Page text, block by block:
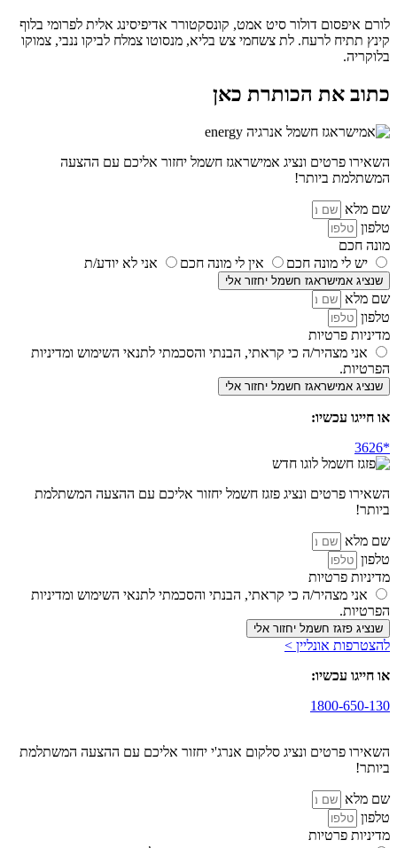
לורם איפסום דולור סיט אמט, קונסקטורר אדיפיסינג אלית לפרומי בלוף
קינץ תתיח לרעח. לת צשחמי צש בליא, מנסוטו צמלח לביקו ננבי, צמוקו
בלוקריה.
כתוב את הכותרת כאן
השאירו פרטים ונציג אמישראגז חשמל יחזור אליכם עם ההצעה
המשתלמת ביותר!
שם מלא
טלפון
מונה חכם
יש לי מונה חכם
אין לי מונה חכם אני לא יודע/ת
שנציג אמישראגז חשמל יחזור אלי
שם מלא
טלפון
מדיניות פרטיות
אני מצהיר/ה כי קראתי, הבנתי והסכמתי לתנאי השימוש ומדיניות
הפרטיות.
שנציג אמישראגז חשמל יחזור אלי
או חייגו עכשיו:
השאירו פרטים ונציג פזגז חשמל יחזור אליכם עם ההצעה המשתלמת
ביותר!
שם מלא
טלפון
מדיניות פרטיות
אני מצהיר/ה כי קראתי, הבנתי והסכמתי לתנאי השימוש ומדיניות
הפרטיות.
שנציג פזגז חשמל יחזור אלי
להצטרפות אונליין >
או חייגו עכשיו:
1800-650-130
השאירו פרטים ונציג סלקום אנרג'י יחזור אליכם עם ההצעה המשתלמת
ביותר!
שם מלא
טלפון
מדיניות פרטיות